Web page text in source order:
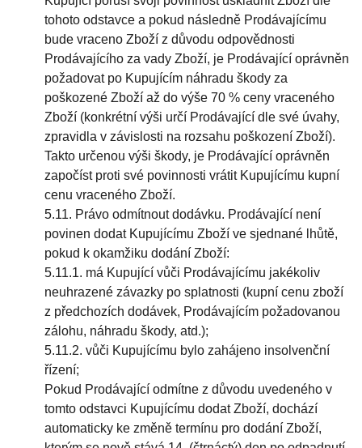
tohoto odstavce a pokud následně Prodávajícímu
bude vraceno Zboží z důvodu odpovědnosti
Prodávajícího za vady Zboží, je Prodávající oprávněn
požadovat po Kupujícím náhradu škody za
poškozené Zboží až do výše 70 % ceny vraceného
Zboží (konkrétní výši určí Prodávající dle své úvahy,
zpravidla v závislosti na rozsahu poškození Zboží).
Takto určenou výši škody, je Prodávající oprávněn
započíst proti své povinnosti vrátit Kupujícímu kupní
cenu vraceného Zboží.
5.11. Právo odmítnout dodávku. Prodávající není
povinen dodat Kupujícímu Zboží ve sjednané lhůtě,
pokud k okamžiku dodání Zboží:
5.11.1. má Kupující vůči Prodávajícímu jakékoliv
neuhrazené závazky po splatnosti (kupní cenu zboží
z předchozích dodávek, Prodávajícím požadovanou
zálohu, náhradu škody, atd.);
5.11.2. vůči Kupujícímu bylo zahájeno insolvenční
řízení;
Pokud Prodávající odmítne z důvodu uvedeného v
tomto odstavci Kupujícímu dodat Zboží, dochází
automaticky ke změně termínu pro dodání Zboží,